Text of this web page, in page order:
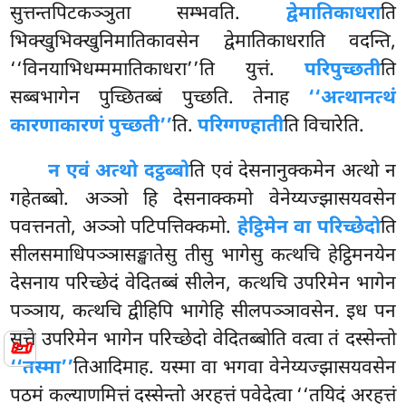
📜
सुत्तन्तपिटकञ्ञुता सम्भवति. द्वेमातिकाधराति
भिक्खुभिक्खुनिमातिकावसेन द्वेमातिकाधराति वदन्ति,
‘‘विनयाभिधम्ममातिकाधरा’’ति युत्तं. परिपुच्छतीति
सब्बभागेन पुच्छितब्बं पुच्छति. तेनाह ‘‘अत्थानत्थं
कारणाकारणं पुच्छती’’ति.परिग्गण्हातीति विचारेति.
न एवं अत्थो दट्ठब्बोति एवं देसनानुक्कमेन अत्थो न
गहेतब्बो. अञ्ञो हि देसनाक्कमो वेनेय्यज्झासयवसेन
पवत्तनतो, अञ्ञो पटिपत्तिक्कमो. हेट्ठिमेन वा परिच्छेदोति
सीलसमाधिपञ्ञासङ्खातेसु तीसु भागेसु कत्थचि हेट्ठिमनयेन
देसनाय परिच्छेदं वेदितब्बं सीलेन, कत्थचि उपरिमेन भागेन
पञ्ञाय, कत्थचि द्वीहिपि भागेहि सीलपञ्ञावसेन. इध पन
सुत्ते उपरिमेन भागेन परिच्छेदो वेदितब्बोति वत्वा तं दस्सेन्तो
‘‘तस्मा’’तिआदिमाह. यस्मा वा भगवा वेनेय्यज्झासयवसेन
पठमं कल्याणमित्तं दस्सेन्तो अरहत्तं पवेदेत्वा ‘‘तयिदं अरहत्तं